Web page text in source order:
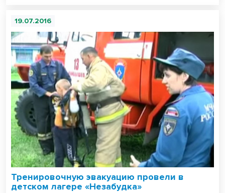
19.07.2016
Тренировочную эвакуацию провели в
детском лагере «Незабудка»